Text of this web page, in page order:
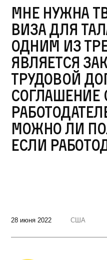
Мне нужна
виза для
Одним из
является
трудовой
соглашение
Можно ли
если
28 июня 2022 США